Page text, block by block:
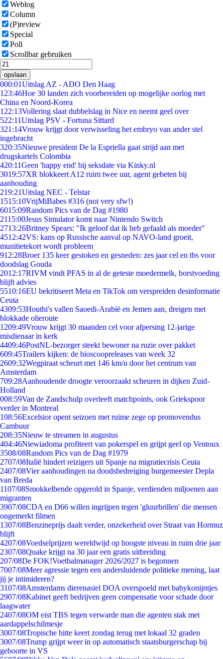
Weblog
Column
(P)review
Special
Poll
Scrollbar gebruiken
opslaan
000:01Uitslag AZ - ADO Den Haag
1 23:46Hoe 30 landen zich voorbereiden op mogelijke oorlog met
China en Noord-Korea
1 22:13Vollering slaat dubbelslag in Nice en neemt geel over
522:11Uitslag PSV - Fortuna Sittard
321:14Vrouw krijgt door verwisseling het embryo van ander stel
ingebracht
320:35Nieuwe president De la Espriella gaat strijd aan met
drugskartels Colombia
420:11Geen 'happy end' bij seksdate via Kinky.nl
3019:57XR blokkeert A12 ruim twee uur, agent gebeten bij
aanhouding
219:21Uitslag NEC - Telstar
1515:10VrijMiBabes #316 (not very sfw!)
6015:09Random Pics van de Dag #1980
2115:00Jesus Simulator komt naar Nintendo Switch
2713:26Britney Spears: "Ik geloof dat ik heb gefaald als moeder"
4512:42VS: kans op Russische aanval op NAVO-land groeit,
munitietekort wordt probleem
912:28Broer 135 keer gestoken en gesneden: zes jaar cel en tbs voor
doodslag Gouda
2012:17RIVM vindt PFAS in al de geteste moedermelk, borstvoeding
blijft advies
5510:16EU bekritiseert Meta en TikTok om verspreiden desinformatie
Ceuta
4309:53Houthi's vallen Saoedi-Arabië en Jemen aan, dreigen met
blokkade olieroute
1209:49Vrouw krijgt 30 maanden cel voor afpersing 12-jarige
misdienaar in kerk
4409:46PostNL-bezorger steekt bewoner na ruzie over pakket
609:45Trailers kijken: de bioscoopreleases van week 32
2609:32Wegpiraat scheurt met 146 km/u door het centrum van
Amsterdam
709:28Aanhoudende droogte veroorzaakt scheuren in dijken Zuid-
Holland
008:59Van de Zandschulp overleeft matchpoints, ook Griekspoor
verder in Montreal
108:56Excelsior opent seizoen met ruime zege op promovendus
Cambuur
208:35Nieuw te streamen in augustus
404:46Niewiadoma profiteert van pokerspel en grijpt geel op Ventoux
3508/08Random Pics van de Dag #1979
2707/08Italië hindert reizigers uit Spanje na migratiecrisis Ceuta
2407/08Vier aanhoudingen na doodsbedreiging burgemeester Depla
van Breda
1107/08Smokkelbende opgerold in Spanje, verdienden miljoenen aan
migranten
3907/08CDA en D66 willen ingrijpen tegen 'gluurbrillen' die mensen
ongemerkt filmen
1307/08Benzineprijs daalt verder, onzekerheid over Straat van Hormuz
blijft
4207/08Voedselprijzen wereldwijd op hoogste niveau in ruim drie jaar
2307/08Quake krijgt na 30 jaar een gratis uitbreiding
207/08De FOK!Voetbalmanager 2026/2027 is begonnen
7007/08Meer agressie tegen een andersluidende politieke mening, laat
jij je intimideren?
3107/08Amsterdams dierenasiel DOA overspoeld met babykonijntjes
2907/08Kabinet geeft bedrijven geen compensatie voor schade door
laagwater
2407/08OM eist TBS tegen verwarde man die agenten stak met
aardappelschilmesje
3007/08Tropische hitte keert zondag terug met lokaal 32 graden
3007/08Trump grijpt weer in op automatisch staatsburgerschap bij
geboorte in VS